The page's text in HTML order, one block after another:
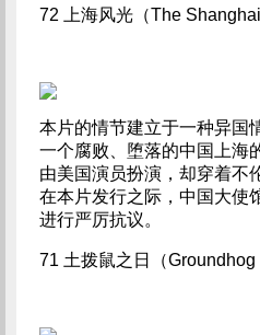
72 上海风光（The
本片的情节建立于一种异国
一个腐败、堕落的中国上海
由美国演员扮演，却穿着不
在本片发行之际，中国大使
进行严厉抗议。
71 土拨鼠之日（Groundhog